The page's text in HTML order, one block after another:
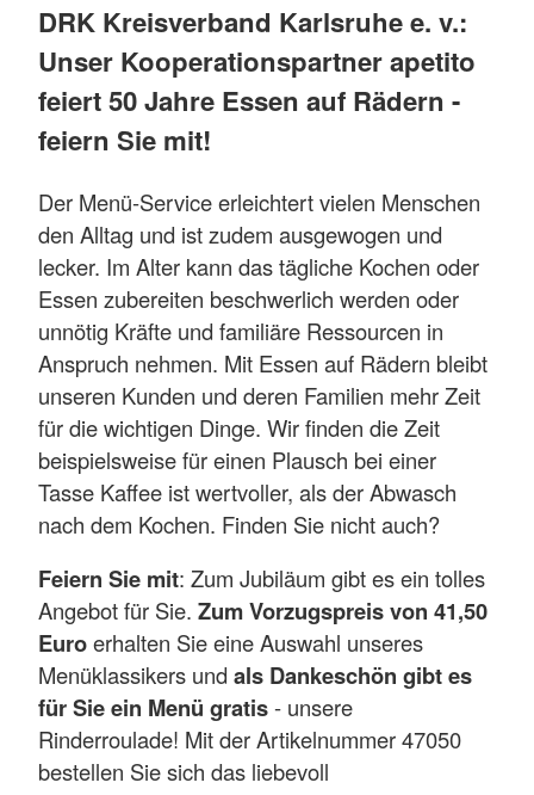
DRK Kreisverband Karlsruhe e. v.:
Unser Kooperationspartner apetito
feiert 50 Jahre Essen auf Rädern -
feiern Sie mit!
Der Menü-Service erleichtert vielen Menschen
den Alltag und ist zudem ausgewogen und
lecker. Im Alter kann das tägliche Kochen oder
Essen zubereiten beschwerlich werden oder
unnötig Kräfte und familiäre Ressourcen in
Anspruch nehmen. Mit Essen auf Rädern bleibt
unseren Kunden und deren Familien mehr Zeit
für die wichtigen Dinge. Wir finden die Zeit
beispielsweise für einen Plausch bei einer
Tasse Kaffee ist wertvoller, als der Abwasch
nach dem Kochen. Finden Sie nicht auch?
Feiern Sie mit: Zum Jubiläum gibt es ein tolles
Angebot für Sie. Zum Vorzugspreis von 41,50
Euroerhalten Sie eine Auswahl unseres
Menüklassikers und als Dankeschön gibt es
für Sie ein Menü gratis- unsere
Rinderroulade! Mit der Artikelnummer 47050
bestellen Sie sich das liebevoll